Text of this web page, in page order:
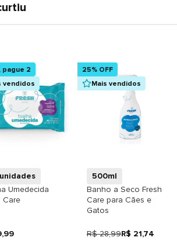
pague 2
vendidos
+
Umedecida
Care
25% OFF
Mais vendidos
500ml
Banho a Seco Fresh
Care para Cães e
Gatos
R$ 28,99R$ 21,74